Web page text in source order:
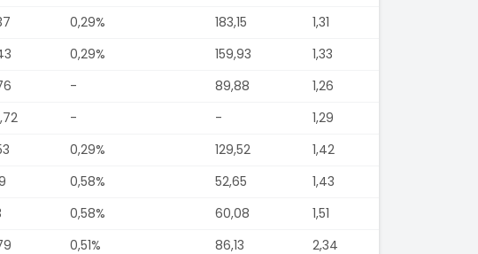
0,29% 183,15
1,31
0,29% 159,93
1,33
- 89,88
1,26
- -
1,29
0,29% 129,52
1,42
0,58% 52,65
1,43
0,58% 60,08
1,51
0,51% 86,13
2,34